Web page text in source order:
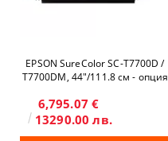
EPSON SureColor SC-T7700D /
T7700DM, 44"/111.8 см - опция
6,795.07 €
13290.00 лв.